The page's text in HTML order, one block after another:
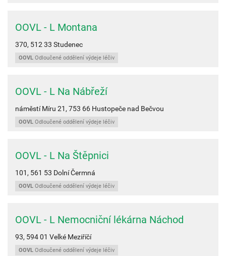
OOVL - L Montana
370, 512 33 Studenec
OOVL Odloučené oddělení výdeje léčiv
OOVL - L Na Nábřeží
náměstí Míru 21, 753 66 Hustopeče nad Bečvou
OOVL Odloučené oddělení výdeje léčiv
OOVL - L Na Štěpnici
101, 561 53 Dolní Čermná
OOVL Odloučené oddělení výdeje léčiv
OOVL - L Nemocniční lékárna Náchod
93, 594 01 Velké Meziříčí
OOVL Odloučené oddělení výdeje léčiv